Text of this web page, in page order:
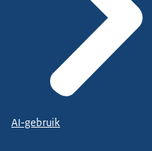
AI-gebruik